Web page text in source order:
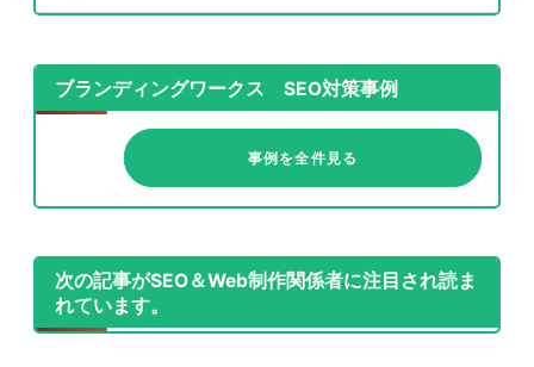
ブランディングワークス SEO対策事例
事例を全件見る
次の記事がSEO＆Web制作関係者に注目され読ま
れています。